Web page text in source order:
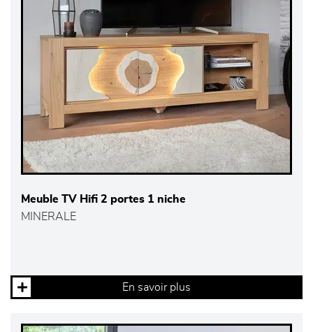
Meuble TV Hifi 2 portes 1 niche
MINERALE
En savoir plus